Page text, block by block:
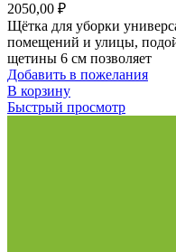
2050,00 ₽
Щётка для уборки
помещений и улицы,
щетины 6 см позволяет
Добавить в пожелания
В корзину
Быстрый просмотр